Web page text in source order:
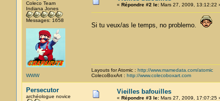
Coleco Team
Indiana Jones
Messages: 1658
WWW
« Répondre #2 le:Mars 27, 2009, 13:12:22
Si tu veux/as le temps, no problemo.
Layouts for Atomic : http://www.mamedata.com/atomic
ColecoBoxArt : http://www.colecoboxart.com
Persecutor
archéologue novice
Vieilles bafouilles
« Répondre #3 le:Mars 27, 2009, 17:07:25